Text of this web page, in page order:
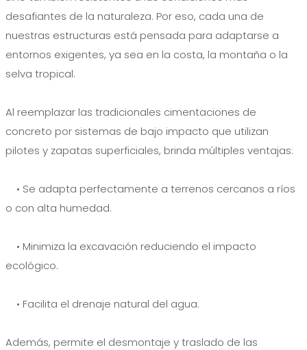
desafiantes de la naturaleza. Por eso, cada una de
nuestras estructuras está pensada para adaptarse a
entornos exigentes, ya sea en la costa, la montaña o la
selva tropical.
Al reemplazar las tradicionales cimentaciones de
concreto por sistemas de bajo impacto que utilizan
pilotes y zapatas superficiales, brinda múltiples ventajas:
• Se adapta perfectamente a terrenos cercanos a ríos
o con alta humedad.
• Minimiza la excavación reduciendo el impacto
ecológico.
• Facilita el drenaje natural del agua.
Además, permite el desmontaje y traslado de las